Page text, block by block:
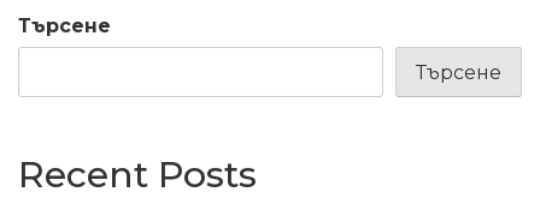
Търсене
Търсене
Recent Posts